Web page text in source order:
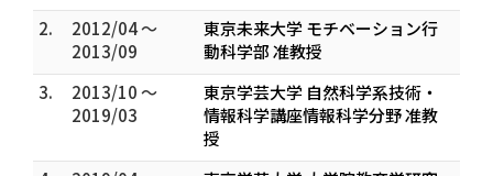
2.
2012/04 ～
2013/09
東京未来大学 モチベーション行
動科学部 准教授
3.
2013/10 ～
2019/03
東京学芸大学 自然科学系技術・
情報科学講座情報科学分野 准教
授